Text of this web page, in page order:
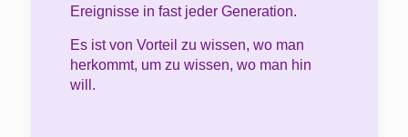
Ereignisse in fast jeder Generation.
Es ist von Vorteil zu wissen, wo man
herkommt, um zu wissen, wo man hin
will.